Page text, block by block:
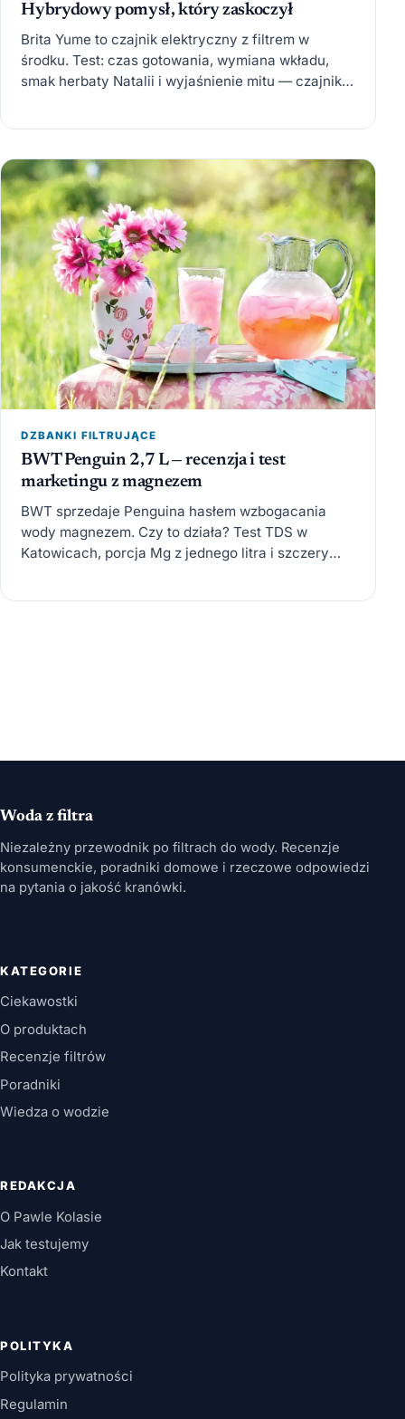
Hybrydowy pomysł, który zaskoczył
Brita Yume to czajnik elektryczny z filtrem w
środku. Test: czas gotowania, wymiana wkładu,
smak herbaty Natalii i wyjaśnienie mitu — czajnik
DZBANKI FILTRUJĄCE
BWT Penguin 2,7 L — recenzja i test
marketingu z magnezem
BWT sprzedaje Penguina hasłem wzbogacania
wody magnezem. Czy to działa? Test TDS w
Katowicach, porcja Mg z jednego litra i szczery
Woda z filtra
Niezależny przewodnik po filtrach do wody. Recenzje
konsumenckie, poradniki domowe i rzeczowe odpowiedzi
na pytania o jakość kranówki.
KATEGORIE
Ciekawostki
O produktach
Recenzje filtrów
Poradniki
Wiedza o wodzie
REDAKCJA
O Pawle Kolasie
Jak testujemy
Kontakt
POLITYKA
Polityka prywatności
Regulamin